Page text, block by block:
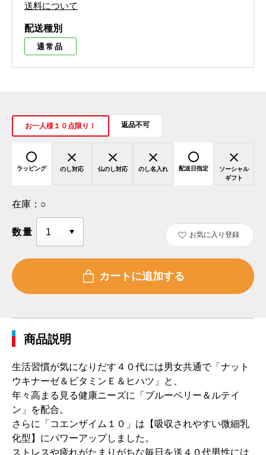
送料について
配送種別
通常品
お一人様１０点限り！ 返品不可
ラッピング のし対応 仏のし対応 のし名入れ 配送日指定
ソーシャル
ギフト
在庫： ○
数量 お気に入り登録
商品説明
生活習慣が気になりだす４０代には男女共通で「ナット
ウキナーゼ＆ビタミンＥ＆ヒハツ」と、
年々高まる見る健康ニーズに「ブルーベリー＆ルテイ
ン」を配合。
さらに「コエンザイム１０」は【吸収されやすい微細乳
化型】にパワーアップしました。
ストレスや疲れがたまりがちな毎日を送４０代男性には